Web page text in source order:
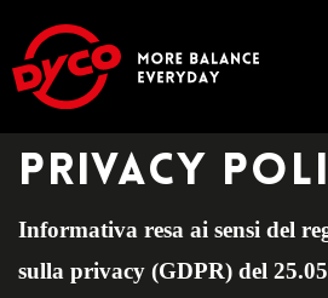
PRIVACY
Informativa resa ai sensi del
sulla privacy (GDPR) del